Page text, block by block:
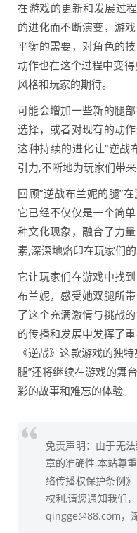
在游戏的更新和发展过
的进化而不断演变，游
平衡的需要，对角色的
动作也在这个过程中变
风格和玩家的期待。
可能会增加一些新的腿
选择，或者对现有的动
这种持续的进化让“逆战
引力,不断地为玩家们带
回顾“逆战布兰妮的腿”
它已经不仅仅是一个简
种文化现象，融合了力
素,深深地烙印在玩家们的
它让玩家们在游戏中找
布兰妮，感受她双腿所
了这个充满激情与挑战
的传播和发展中发挥了
《逆战》这款游戏的独
腿”还将继续在游戏的舞
彩的故事和难忘的体验。
免责声明：由于无
章的准确性,本站尊
络传播权保护条例
权利,请您通知我们
qingge@88.com，